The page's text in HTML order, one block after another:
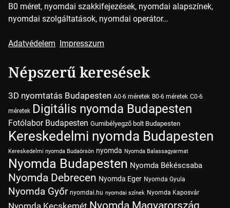
B0 méret, nyomdai szakkifejezések, nyomdai alapszínek,
nyomdai szolgáltatások, nyomdai operátor…
Adatvédelem Impresszum
Népszerű keresések
3D nyomtatás Budapesten A0-6 méretek B0-6 méretek C0-6
méretek Digitális nyomda Budapesten
Fotólabor Budapesten Gumibélyegző bolt Budapesten
Kereskedelmi nyomda Budapesten
Kereskedelmi nyomda Budaörsön nyomda Nyomda Balassagyarmat
Nyomda Budapesten Nyomda Békéscsaba
Nyomda Debrecen Nyomda Eger Nyomda Gyula
Nyomda Győr nyomdai.hu nyomdai színek Nyomda Kaposvár
Nyomda Magyarország